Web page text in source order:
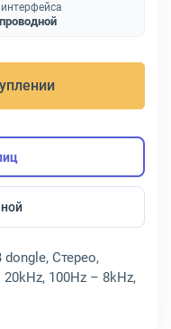
Стерео,
100Hz – 8kHz,